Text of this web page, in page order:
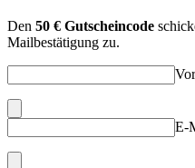
Den 50 € Gutscheincode
Mailbestätigung zu.
E-